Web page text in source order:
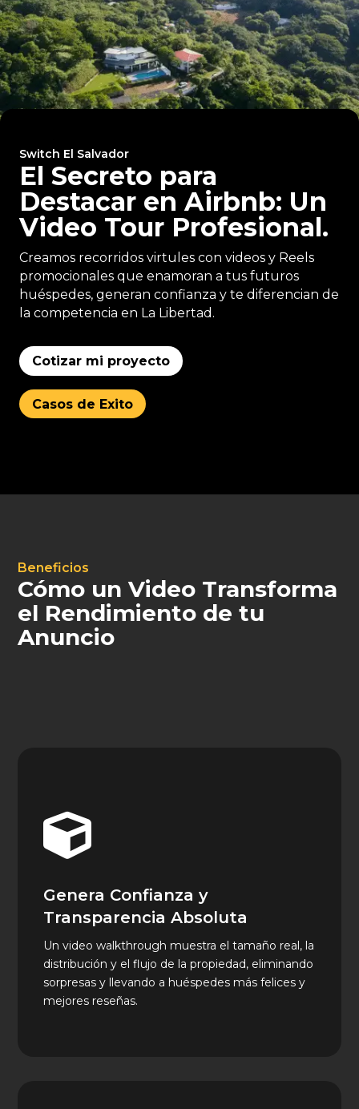
Switch El Salvador
El Secreto para
Destacar en Airbnb: Un
Video Tour Profesional.
Creamos recorridos virtules con videos y Reels
promocionales que enamoran a tus futuros
huéspedes, generan confianza y te diferencian de
la competencia en La Libertad.
Cotizar mi proyecto
Casos de Exito
Beneficios
Cómo un Video Transforma
el Rendimiento de tu
Anuncio

Genera Confianza y
Transparencia Absoluta
Un video walkthrough muestra el tamaño real, la
distribución y el flujo de la propiedad, eliminando
sorpresas y llevando a huéspedes más felices y
mejores reseñas.